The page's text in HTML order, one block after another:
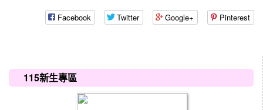
Facebook Twitter Google+ Pinterest
115新生專區